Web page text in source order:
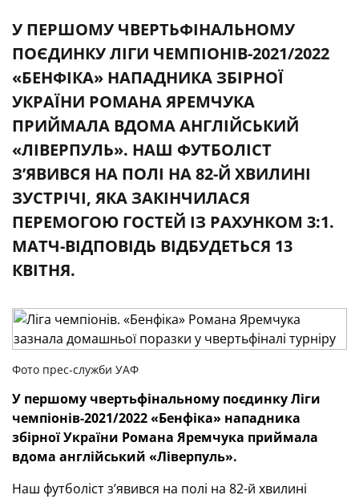
У ПЕРШОМУ ЧВЕРТЬФІНАЛЬНОМУ
ПОЄДИНКУ ЛІГИ ЧЕМПІОНІВ-2021/2022
«БЕНФІКА» НАПАДНИКА ЗБІРНОЇ
УКРАЇНИ РОМАНА ЯРЕМЧУКА
ПРИЙМАЛА ВДОМА АНГЛІЙСЬКИЙ
«ЛІВЕРПУЛЬ». НАШ ФУТБОЛІСТ
З’ЯВИВСЯ НА ПОЛІ НА 82-Й ХВИЛИНІ
ЗУСТРІЧІ, ЯКА ЗАКІНЧИЛАСЯ
ПЕРЕМОГОЮ ГОСТЕЙ ІЗ РАХУНКОМ 3:1.
МАТЧ-ВІДПОВІДЬ ВІДБУДЕТЬСЯ 13
КВІТНЯ.
Фото прес-служби УАФ
У першому чвертьфінальному поєдинку Ліги
чемпіонів-2021/2022 «Бенфіка» нападника
збірної України Романа Яремчука приймала
вдома англійський «Ліверпуль».
Наш футболіст з’явився на полі на 82-й хвилині